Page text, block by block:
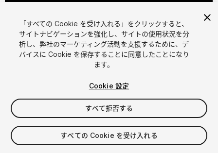
クッキーの設定
1/4
$9.99
消費税は決済時に計算されます
「すべての Cookie を受け入れる」をクリックすると、
サイトナビゲーションを強化し、サイトの使用状況を分
析し、弊社のマーケティング活動を支援するために、デ
バイスに Cookie を保存することに同意したことになり
ます。
Cookie 設定
すべて拒否する
すべての Cookie を受け入れる